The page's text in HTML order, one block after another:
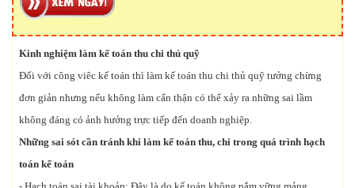
Kinh nghiệm làm kế toán thu chi thủ quỹ
Đối với công viêc kế toán thì làm kế toán thu chi thủ quỹ tưởng chừng
đơn giản nhưng nếu không làm cẩn thận có thể xảy ra những sai lầm
không đáng có ảnh hưởng trực tiếp đến doanh nghiệp.
Những sai sót cần tránh khi làm kế toán thu, chi trong quá trình hạch
toán kế toán